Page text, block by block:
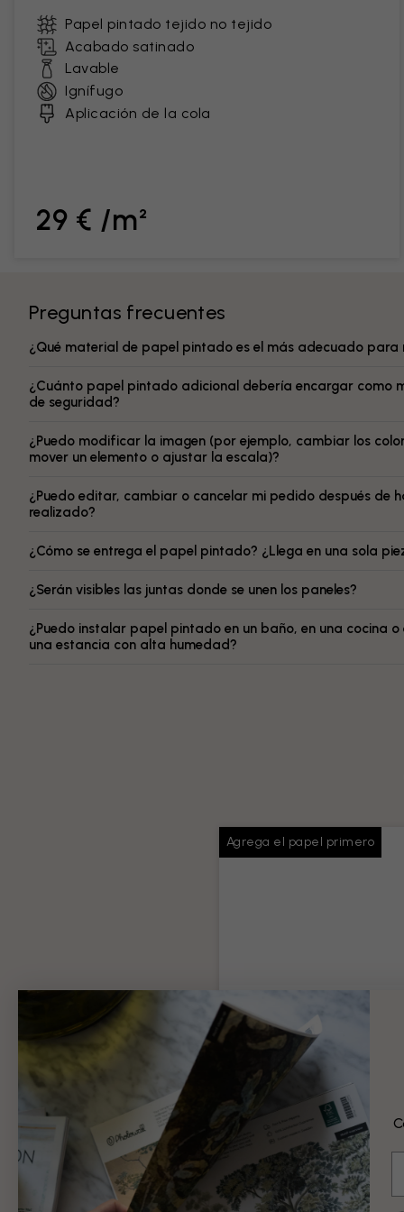
Papel pintado tejido no tejido
Acabado satinado
Lavable
Ignífugo
Aplicación de la cola
29 € /m²
Preguntas frecuentes
¿Qué material de papel pintado es el más adecuado para
¿Cuánto papel pintado adicional debería encargar como
de seguridad?
¿Puedo modificar la imagen (por ejemplo, cambiar los
mover un elemento o ajustar la escala)?
¿Puedo editar, cambiar o cancelar mi pedido después de
realizado?
¿Cómo se entrega el papel pintado? ¿Llega en una sola
¿Serán visibles las juntas donde se unen los paneles?
¿Puedo instalar papel pintado en un baño, en una cocina o
una estancia con alta humedad?
Agrega el papel primero
Pasta de papel
Pegamento suficiente para
Información del producto
9 €
Añadir